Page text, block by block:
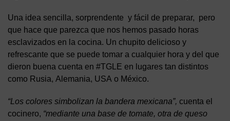
Una idea sencilla, sorprendente y fácil de preparar, pero
que hace que parezca que nos hemos pasado horas
esclavizados en la cocina. Un chupito delicioso y
refrescante que se puede tomar a cualquier hora y del que
dieron buena cuenta en #TGLE en lugares tan distintos
como Rusia, Alemania, USA o México.
“Los colores simbolizan la bandera mexicana”, cuenta el
cocinero, “mediante una base de tomate, otra de queso